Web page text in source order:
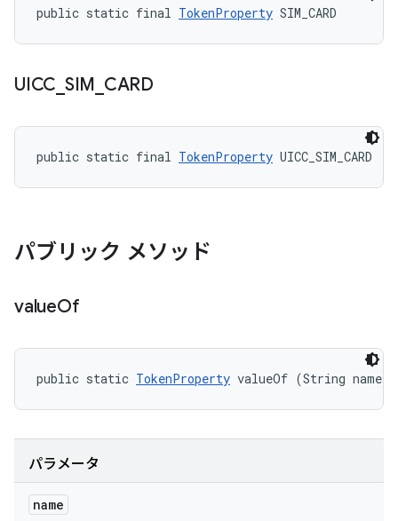
public static final TokenProperty SIM_CARD
UICC SIM CARD
public static final TokenProperty UICC_SIM_CARD
パブリック メソッド
valueOf
public static TokenProperty valueOf (String name)
パラメータ
name